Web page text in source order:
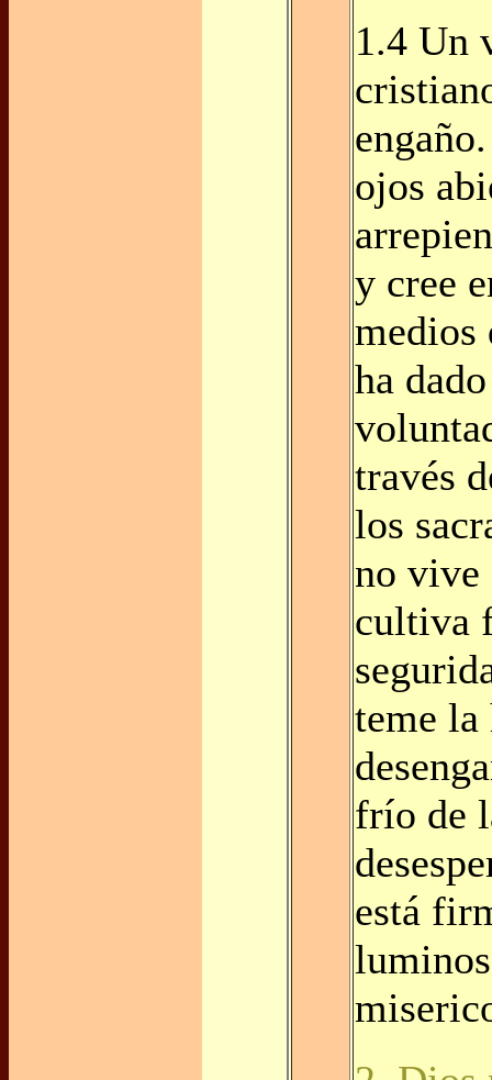
1.4 Un
ojos
y cree
medios
ha
través
los
no vive
cultiva
teme la
frío de
está